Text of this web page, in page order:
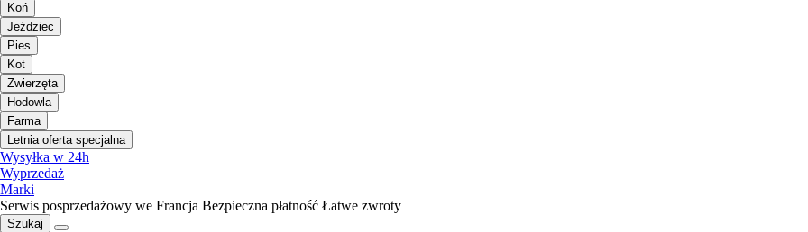
Koń
Jeździec
Pies
Kot
Zwierzęta
Hodowla
Farma
Letnia oferta specjalna
Wysyłka w 24h
Wyprzedaż
Marki
Serwis posprzedażowy we Francja Bezpieczna płatność Łatwe zwroty
Szukaj